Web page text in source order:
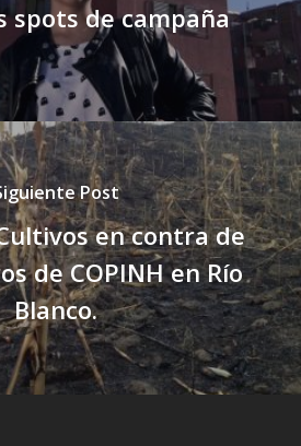
spots de campaña
Post
en contra de
de COPINH en Río
Blanco.